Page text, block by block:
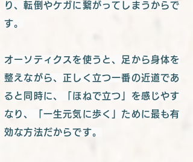
り、転倒やケガに繋がってしまうからで
す。
オーソティクスを使うと、足から身体を
整えながら、正しく立つ一番の近道であ
ると同時に、「ほねで立つ」を感じやす
なり、「一生元気に歩く」ために最も有
効な方法だからです。